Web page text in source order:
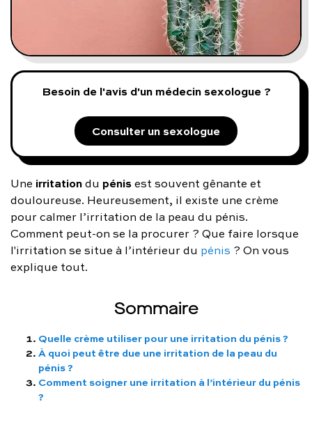
Prenez soin de vous :
Consultez un médecin
Vous avez des questions :
FAQ complète
01 86 65 17 33
contact@charles.co
Besoin de l'avis d'un médecin sexologue ?
Consulter un sexologue
Une irritationdu pénisest souvent gênante et
douloureuse. Heureusement, il existe une crème
pour calmer l’irritation de la peau du pénis.
Comment peut-on se la procurer ? Que faire lorsque
l'irritation se situe à l’intérieur du pénis ? On vous
explique tout.
Sommaire
Quelle crème utiliser pour une irritation du pénis ?
À quoi peut être due une irritation de la peau du
pénis ?
Comment soigner une irritation à l’intérieur du pénis
?